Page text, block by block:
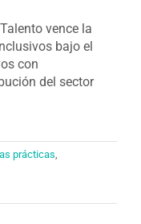
vence la
bajo el
con
del sector
prácticas